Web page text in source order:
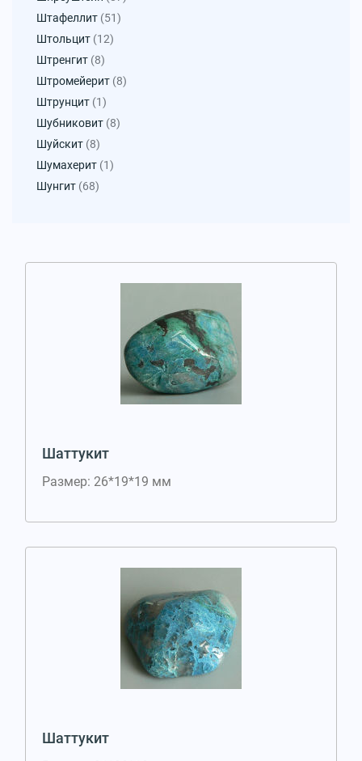
Штафеллит (51)
Штольцит (12)
Штренгит (8)
Штромейерит (8)
Штрунцит (1)
Шубниковит (8)
Шуйскит (8)
Шумахерит (1)
Шунгит (68)
Шаттукит
Размер: 26*19*19 мм
Шаттукит